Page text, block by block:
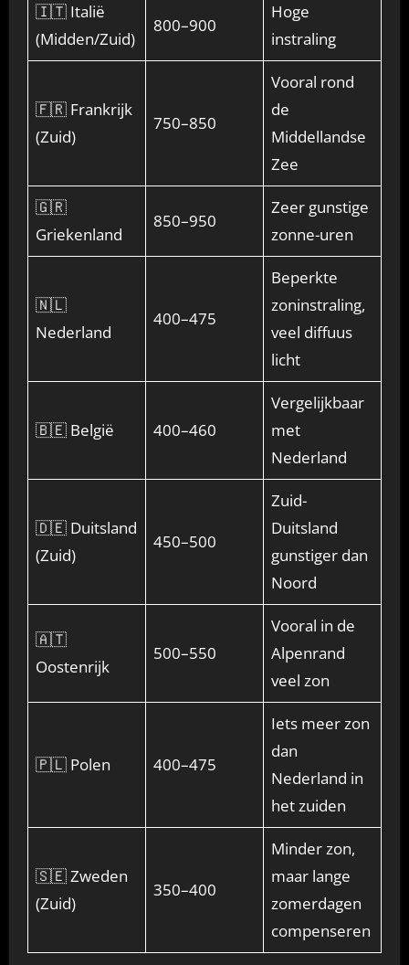
🇮🇹 Italië
(Midden/Zuid)
800–900
Hoge
instraling
🇫🇷 Frankrijk
(Zuid)
750–850
Vooral rond
de
Middellandse
Zee
🇬🇷
Griekenland
850–950
Zeer gunstige
zonne-uren
🇳🇱
Nederland
400–475
Beperkte
zoninstraling,
veel diffuus
licht
🇧🇪 België 400–460
Vergelijkbaar
met
Nederland
🇩🇪 Duitsland
(Zuid)
450–500
Zuid-
Duitsland
gunstiger dan
Noord
🇦🇹
Oostenrijk
500–550
Vooral in de
Alpenrand
veel zon
🇵🇱 Polen 400–475
Iets meer zon
dan
Nederland in
het zuiden
🇸🇪 Zweden
(Zuid)
350–400
Minder zon,
maar lange
zomerdagen
compenseren